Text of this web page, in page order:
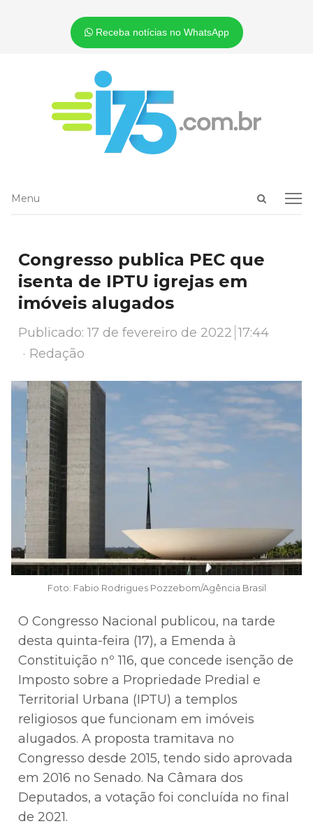
Receba notícias no WhatsApp
Open
Menu
Menu
Congresso publica PEC que
isenta de IPTU igrejas em
imóveis alugados
Publicado:17 de fevereiro de 2022 17:44
Author
Redação
Foto: Fabio Rodrigues Pozzebom/Agência Brasil
O Congresso Nacional publicou, na tarde
desta quinta-feira (17), a Emenda à
Constituição nº 116, que concede isenção de
Imposto sobre a Propriedade Predial e
Territorial Urbana (IPTU) a templos
religiosos que funcionam em imóveis
alugados. A proposta tramitava no
Congresso desde 2015, tendo sido aprovada
em 2016 no Senado. Na Câmara dos
Deputados, a votação foi concluída no final
de 2021.